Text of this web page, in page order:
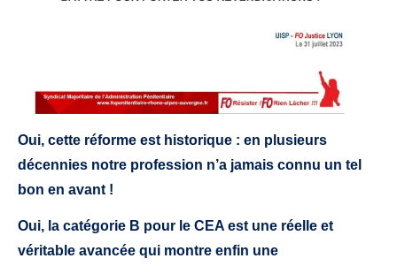
Oui, cette réforme est historique : en plusieurs
décennies notre profession n’a jamais connu un tel
bon en avant !
Oui, la catégorie B pour le CEA est une réelle et
véritable avancée qui montre enfin une